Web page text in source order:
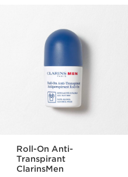
Roll-On Anti-
Transpirant
ClarinsMen